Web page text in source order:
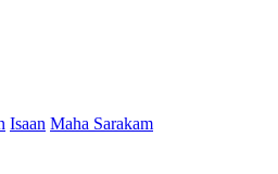
Isaan Maha Sarakam